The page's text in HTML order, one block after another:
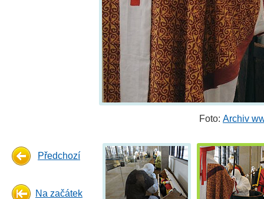
Foto: Archiv
Předchozí
Na začátek